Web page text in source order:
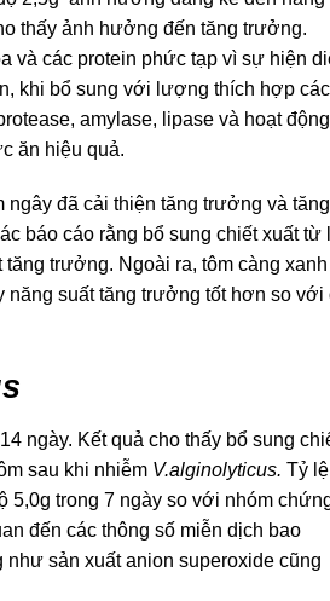
thấy ảnh hưởng đến tăng trưởng.
và các protein phức tạp vì sự hiện
khi bổ sung với lượng thích hợp các
amylase, lipase và hoạt động
ăn hiệu quả.
đã cải thiện tăng trưởng và tăng
báo cáo rằng bổ sung chiết xuất từ
trưởng. Ngoài ra, tôm càng xanh
suất tăng trưởng tốt hơn so với
ngày. Kết quả cho thấy bổ sung
sau khi nhiễm V.alginolyticus. Tỷ lệ
5,0g trong 7 ngày so với nhóm
đến các thông số miễn dịch bao
sản xuất anion superoxide cũng